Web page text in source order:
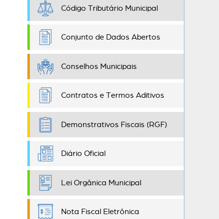
Código Tributário Municipal
Conjunto de Dados Abertos
Conselhos Municipais
Contratos e Termos Aditivos
Demonstrativos Fiscais (RGF)
Diário Oficial
Lei Orgânica Municipal
Nota Fiscal Eletrônica